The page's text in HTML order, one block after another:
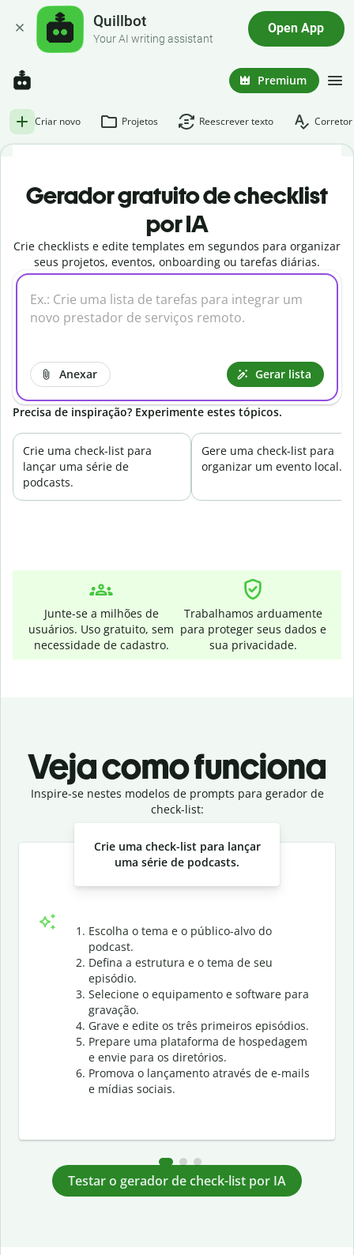
Quillbot
Your AI writing assistant
Open App
Premium
Criar novo Projetos Reescrever texto
Gerador gratuito de checklist
por IA
Crie checklists e edite templates em segundos para organizar
seus projetos, eventos, onboarding ou tarefas diárias.
Anexar Gerar lista
Precisa de inspiração? Experimente estes tópicos.
Crie uma check-list para
lançar uma série de
podcasts.
Gere uma check-list para
organizar um evento local.
Junte-se a milhões de
usuários. Uso gratuito, sem
necessidade de cadastro.
Trabalhamos arduamente
para proteger seus dados e
sua privacidade.
Veja como funciona
Inspire-se nestes modelos de prompts para gerador de
check-list:
Crie uma check-list para lançar
uma série de podcasts.
Escolha o tema e o público-alvo do
podcast.
Defina a estrutura e o tema de seu
episódio.
Selecione o equipamento e software para
gravação.
Grave e edite os três primeiros episódios.
Prepare uma plataforma de hospedagem
e envie para os diretórios.
Promova o lançamento através de e-mails
e mídias sociais.
Testar o gerador de check-list por IA